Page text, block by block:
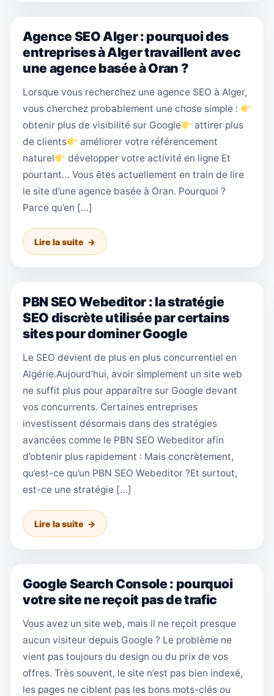
Agence SEO Alger : pourquoi des
entreprises à Alger travaillent avec
une agence basée à Oran ?
Lorsque vous recherchez une agence SEO à Alger,
vous cherchez probablement une chose simple :
obtenir plus de visibilité sur Google
attirer plus
de clients
améliorer votre référencement
naturel
développer votre activité en ligne Et
pourtant… Vous êtes actuellement en train de lire
le site d’une agence basée à Oran. Pourquoi ?
Parce qu’en […]
Lire la suite
PBN SEO Webeditor : la stratégie
SEO discrète utilisée par certains
sites pour dominer Google
Le SEO devient de plus en plus concurrentiel en
Algérie.Aujourd’hui, avoir simplement un site web
ne suffit plus pour apparaître sur Google devant
vos concurrents. Certaines entreprises
investissent désormais dans des stratégies
avancées comme le PBN SEO Webeditor afin
d’obtenir plus rapidement : Mais concrètement,
qu’est-ce qu’un PBN SEO Webeditor ?Et surtout,
est-ce une stratégie […]
Lire la suite
Google Search Console : pourquoi
votre site ne reçoit pas de trafic
Vous avez un site web, mais il ne reçoit presque
aucun visiteur depuis Google ? Le problème ne
vient pas toujours du design ou du prix de vos
offres. Très souvent, le site n’est pas bien indexé,
les pages ne ciblent pas les bons mots-clés ou